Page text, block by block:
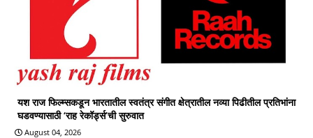
यश राज फिल्म्सकडून भारतातील स्वतंत्र संगीत क्षेत्रातील नव्या पिढीतील प्रतिभांना
घडवण्यासाठी ‘राह रेकॉर्ड्स’ची सुरुवात
August 04, 2026